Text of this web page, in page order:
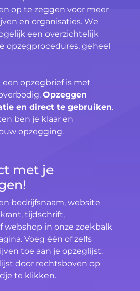
op te zeggen voor meer
en organisaties. We
een overzichtelijk
opzegprocedures, geheel
opzegbrief is met
Opzeggen
en direct te gebruiken.
ben je klaar en
opzegging.
met je
bedrijfsnaam, website
tijdschrift,
webshop in onze zoekbalk
Voeg één of zelfs
toe aan je opzeglijst.
door rechtsboven op
te klikken.